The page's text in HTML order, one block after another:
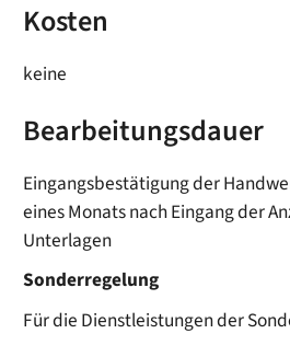
Kosten
keine
Bearbeitungsdauer
Eingangsbestätigung der
eines Monats nach Eingang der
Unterlagen
Sonderregelung
Für die Dienstleistungen der